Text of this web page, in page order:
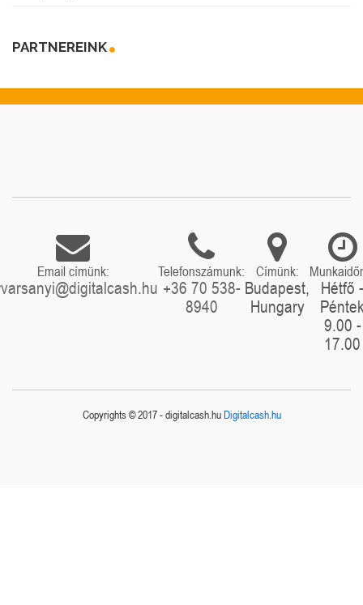
PARTNEREINK
Email címünk: Telefonszámunk:
+36 70 538-
8940
Címünk:
Budapest,
Hungary
Hétfő -
9.00 -
17.00
Copyrights © 2017 - digitalcash.huDigitalcash.hu